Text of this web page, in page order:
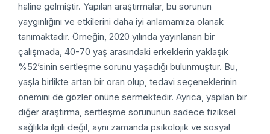
haline gelmiştir. Yapılan araştırmalar, bu sorunun
yaygınlığını ve etkilerini daha iyi anlamamıza olanak
tanımaktadır. Örneğin, 2020 yılında yayınlanan bir
çalışmada, 40-70 yaş arasındaki erkeklerin yaklaşık
%52’sinin sertleşme sorunu yaşadığı bulunmuştur. Bu,
yaşla birlikte artan bir oran olup, tedavi seçeneklerinin
önemini de gözler önüne sermektedir. Ayrıca, yapılan bir
diğer araştırma, sertleşme sorununun sadece fiziksel
sağlıkla ilgili değil, aynı zamanda psikolojik ve sosyal